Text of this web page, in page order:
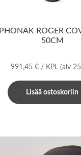
PHONAK ROGER
50CM
991,45 €/ KPL (alv
Lisää ostoskoriin